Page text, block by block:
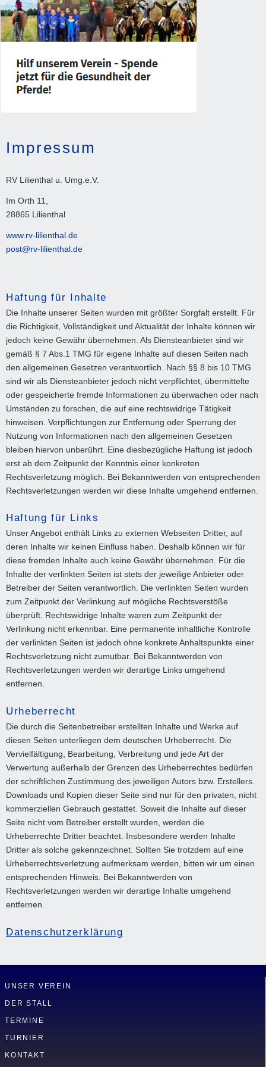
Impressum
RV Lilienthal u. Umg.e.V.
Im Orth 11,
28865 Lilienthal
www.rv-lilienthal.de
post@rv-lilienthal.de
Haftung für Inhalte
Die Inhalte unserer Seiten wurden mit größter Sorgfalt erstellt. Für
die Richtigkeit, Vollständigkeit und Aktualität der Inhalte können wir
jedoch keine Gewähr übernehmen. Als Diensteanbieter sind wir
gemäß § 7 Abs.1 TMG für eigene Inhalte auf diesen Seiten nach
den allgemeinen Gesetzen verantwortlich. Nach §§ 8 bis 10 TMG
sind wir als Diensteanbieter jedoch nicht verpflichtet, übermittelte
oder gespeicherte fremde Informationen zu überwachen oder nach
Umständen zu forschen, die auf eine rechtswidrige Tätigkeit
hinweisen. Verpflichtungen zur Entfernung oder Sperrung der
Nutzung von Informationen nach den allgemeinen Gesetzen
bleiben hiervon unberührt. Eine diesbezügliche Haftung ist jedoch
erst ab dem Zeitpunkt der Kenntnis einer konkreten
Rechtsverletzung möglich. Bei Bekanntwerden von entsprechenden
Rechtsverletzungen werden wir diese Inhalte umgehend entfernen.
Haftung für Links
Unser Angebot enthält Links zu externen Webseiten Dritter, auf
deren Inhalte wir keinen Einfluss haben. Deshalb können wir für
diese fremden Inhalte auch keine Gewähr übernehmen. Für die
Inhalte der verlinkten Seiten ist stets der jeweilige Anbieter oder
Betreiber der Seiten verantwortlich. Die verlinkten Seiten wurden
zum Zeitpunkt der Verlinkung auf mögliche Rechtsverstöße
überprüft. Rechtswidrige Inhalte waren zum Zeitpunkt der
Verlinkung nicht erkennbar. Eine permanente inhaltliche Kontrolle
der verlinkten Seiten ist jedoch ohne konkrete Anhaltspunkte einer
Rechtsverletzung nicht zumutbar. Bei Bekanntwerden von
Rechtsverletzungen werden wir derartige Links umgehend
entfernen.
Urheberrecht
Die durch die Seitenbetreiber erstellten Inhalte und Werke auf
diesen Seiten unterliegen dem deutschen Urheberrecht. Die
Vervielfältigung, Bearbeitung, Verbreitung und jede Art der
Verwertung außerhalb der Grenzen des Urheberrechtes bedürfen
der schriftlichen Zustimmung des jeweiligen Autors bzw. Erstellers.
Downloads und Kopien dieser Seite sind nur für den privaten, nicht
kommerziellen Gebrauch gestattet. Soweit die Inhalte auf dieser
Seite nicht vom Betreiber erstellt wurden, werden die
Urheberrechte Dritter beachtet. Insbesondere werden Inhalte
Dritter als solche gekennzeichnet. Sollten Sie trotzdem auf eine
Urheberrechtsverletzung aufmerksam werden, bitten wir um einen
entsprechenden Hinweis. Bei Bekanntwerden von
Rechtsverletzungen werden wir derartige Inhalte umgehend
entfernen.
Datenschutzerklärung
NAVIGATION
UNSER VEREIN
DER STALL
TERMINE
TURNIER
KONTAKT